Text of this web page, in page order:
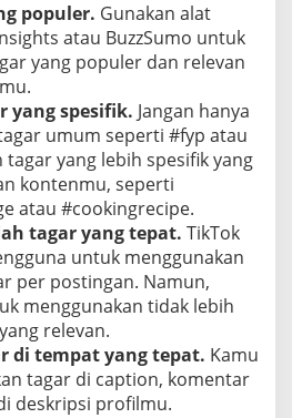
populer. Gunakan alat
atau BuzzSumo untuk
yang populer dan relevan
yang spesifik. Jangan hanya
umum seperti #fyp atau
tagar yang lebih spesifik yang
kontenmu, seperti
atau #cookingrecipe.
tagar yang tepat. TikTok
untuk menggunakan
per postingan. Namun,
menggunakan tidak lebih
relevan.
di tempat yang tepat. Kamu
tagar di caption, komentar
deskripsi profilmu.